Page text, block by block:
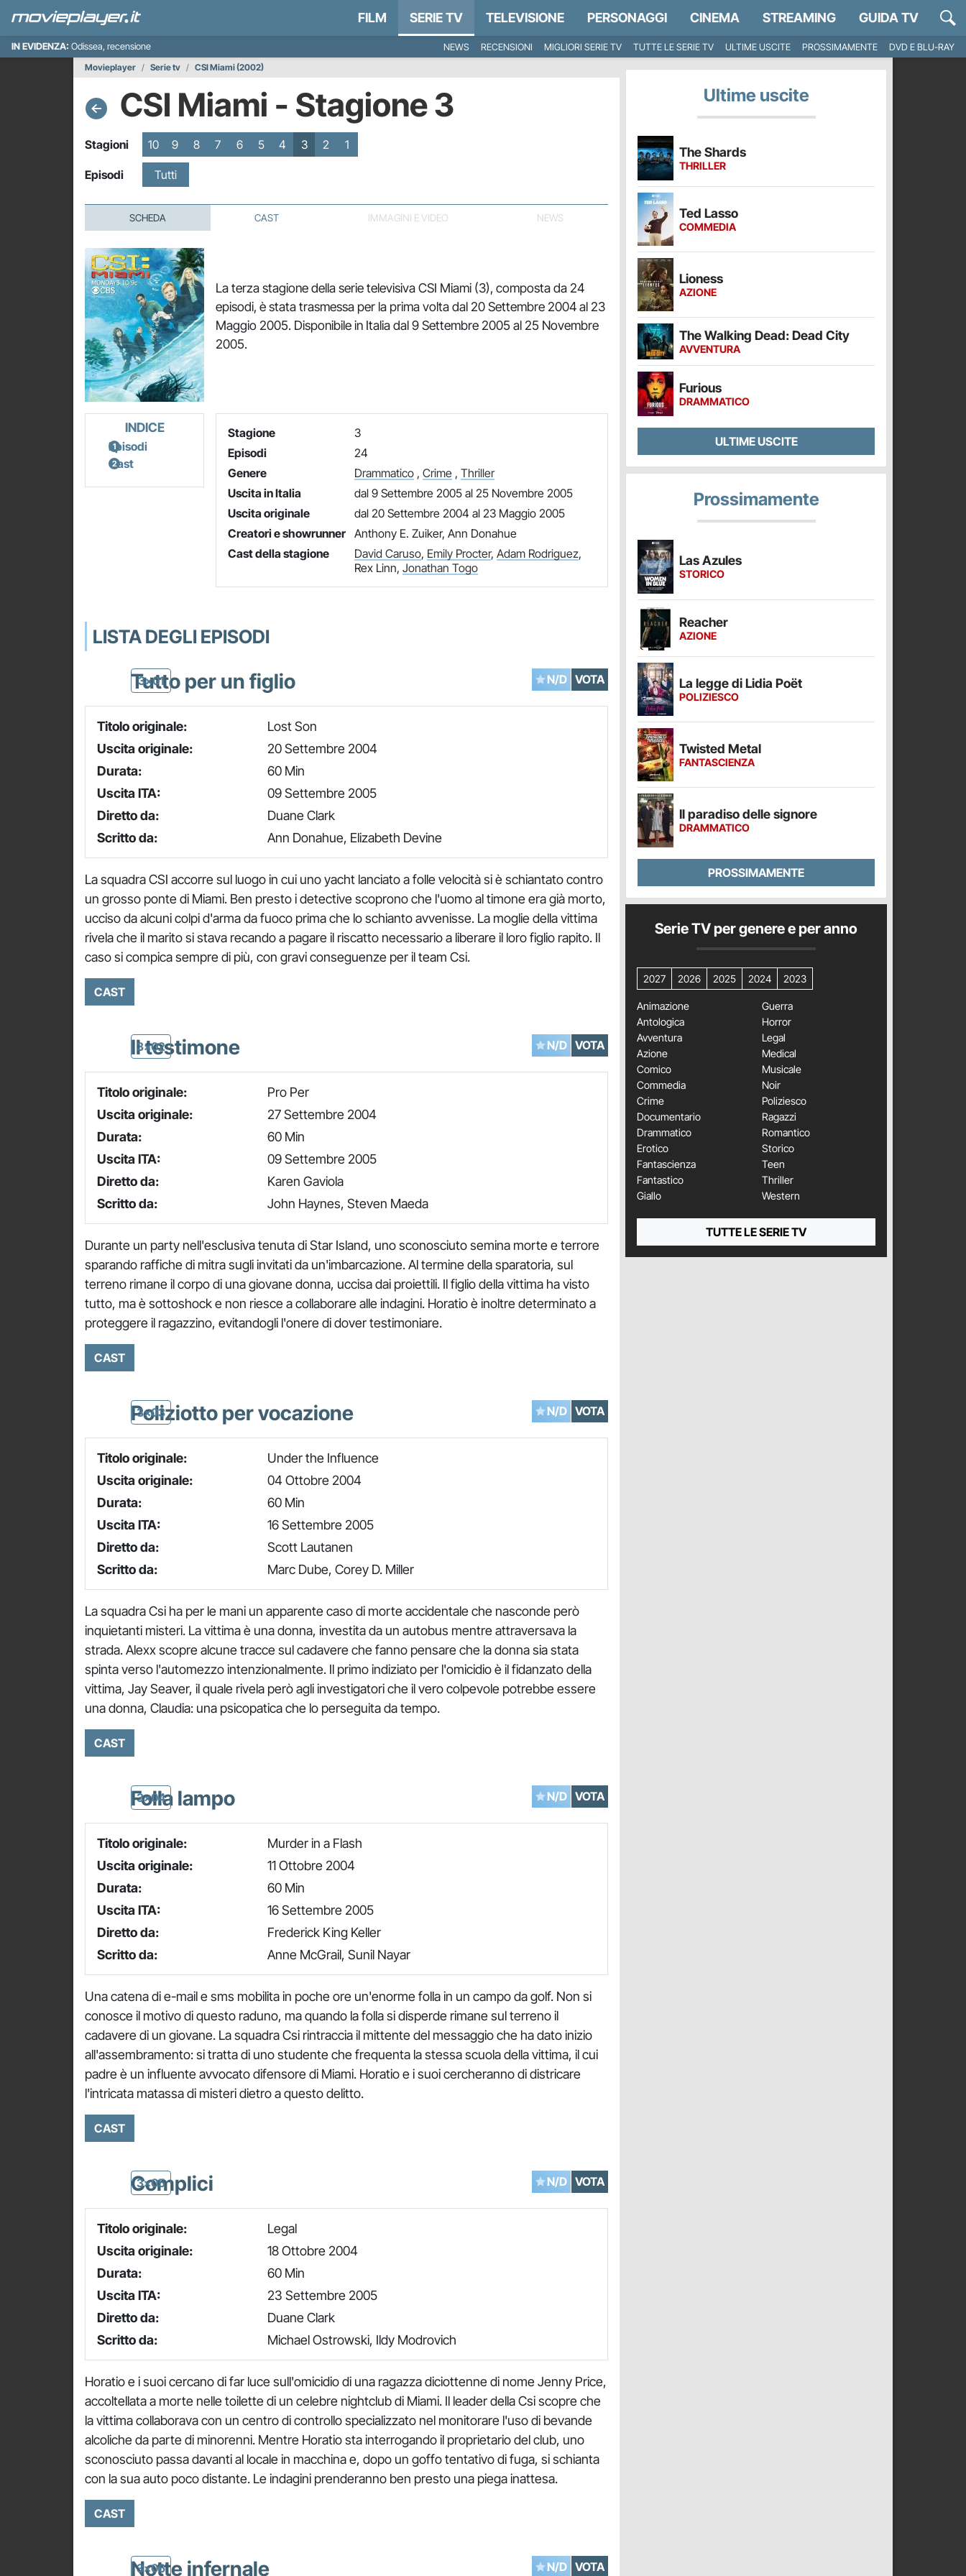
FILM SERIE TV TELEVISIONE PERSONAGGI CINEMA STREAMING GUIDA TV
IN EVIDENZA: Odissea, recensione NEWS RECENSIONI MIGLIORI SERIE TV TUTTE LE SERIE TV ULTIME USCITE PROSSIMAMENTE
DVD E BLU-RAY
Movieplayer
Serie tv CSI Miami (2002)
CSI Miami - Stagione 3
Stagioni 10 9 8 7 6 5 4 3 2 1
Episodi Tutti
SCHEDA CAST IMMAGINI E VIDEO NEWS
La terza stagione della serie televisiva CSI Miami (3), composta da 24
episodi, è stata trasmessa per la prima volta dal 20 Settembre 2004 al 23
Maggio 2005. Disponibile in Italia dal 9 Settembre 2005 al 25 Novembre
2005.
INDICE
Episodi
Cast
Stagione
3
Episodi
24
Genere
Drammatico , Crime , Thriller
Uscita in Italia
dal 9 Settembre 2005 al 25 Novembre 2005
Uscita originale
dal 20 Settembre 2004 al 23 Maggio 2005
Creatori e showrunner Anthony E. Zuiker, Ann Donahue
Cast della stagione
David Caruso, Emily Procter, Adam Rodriguez,
Rex Linn, Jonathan Togo
LISTA DEGLI EPISODI
3x01
Tutto per un figlio N/D VOTA
Titolo originale:
Lost Son
Uscita originale:
20 Settembre 2004
Durata:
60 Min
Uscita ITA:
09 Settembre 2005
Diretto da:
Duane Clark
Scritto da:
Ann Donahue, Elizabeth Devine
La squadra CSI accorre sul luogo in cui uno yacht lanciato a folle velocità si è schiantato contro
un grosso ponte di Miami. Ben presto i detective scoprono che l'uomo al timone era già morto,
ucciso da alcuni colpi d'arma da fuoco prima che lo schianto avvenisse. La moglie della vittima
rivela che il marito si stava recando a pagare il riscatto necessario a liberare il loro figlio rapito. Il
caso si compica sempre di più, con gravi conseguenze per il team Csi.
CAST
3x02
Il testimone N/D VOTA
Titolo originale:
Pro Per
Uscita originale:
27 Settembre 2004
Durata:
60 Min
Uscita ITA:
09 Settembre 2005
Diretto da:
Karen Gaviola
Scritto da:
John Haynes, Steven Maeda
Durante un party nell'esclusiva tenuta di Star Island, uno sconosciuto semina morte e terrore
sparando raffiche di mitra sugli invitati da un'imbarcazione. Al termine della sparatoria, sul
terreno rimane il corpo di una giovane donna, uccisa dai proiettili. Il figlio della vittima ha visto
tutto, ma è sottoshock e non riesce a collaborare alle indagini. Horatio è inoltre determinato a
proteggere il ragazzino, evitandogli l'onere di dover testimoniare.
CAST
3x03
Poliziotto per vocazione N/D VOTA
Titolo originale:
Under the Influence
Uscita originale:
04 Ottobre 2004
Durata:
60 Min
Uscita ITA:
16 Settembre 2005
Diretto da:
Scott Lautanen
Scritto da:
Marc Dube, Corey D. Miller
La squadra Csi ha per le mani un apparente caso di morte accidentale che nasconde però
inquietanti misteri. La vittima è una donna, investita da un autobus mentre attraversava la
strada. Alexx scopre alcune tracce sul cadavere che fanno pensare che la donna sia stata
spinta verso l'automezzo intenzionalmente. Il primo indiziato per l'omicidio è il fidanzato della
vittima, Jay Seaver, il quale rivela però agli investigatori che il vero colpevole potrebbe essere
una donna, Claudia: una psicopatica che lo perseguita da tempo.
CAST
3x04
Folla lampo N/D VOTA
Titolo originale:
Murder in a Flash
Uscita originale:
11 Ottobre 2004
Durata:
60 Min
Uscita ITA:
16 Settembre 2005
Diretto da:
Frederick King Keller
Scritto da:
Anne McGrail, Sunil Nayar
Una catena di e-mail e sms mobilita in poche ore un'enorme folla in un campo da golf. Non si
conosce il motivo di questo raduno, ma quando la folla si disperde rimane sul terreno il
cadavere di un giovane. La squadra Csi rintraccia il mittente del messaggio che ha dato inizio
all'assembramento: si tratta di uno studente che frequenta la stessa scuola della vittima, il cui
padre è un influente avvocato difensore di Miami. Horatio e i suoi cercheranno di districare
l'intricata matassa di misteri dietro a questo delitto.
CAST
3x05
Complici N/D VOTA
Titolo originale:
Legal
Uscita originale:
18 Ottobre 2004
Durata:
60 Min
Uscita ITA:
23 Settembre 2005
Diretto da:
Duane Clark
Scritto da:
Michael Ostrowski, Ildy Modrovich
Horatio e i suoi cercano di far luce sull'omicidio di una ragazza diciottenne di nome Jenny Price,
accoltellata a morte nelle toilette di un celebre nightclub di Miami. Il leader della Csi scopre che
la vittima collaborava con un centro di controllo specializzato nel monitorare l'uso di bevande
alcoliche da parte di minorenni. Mentre Horatio sta interrogando il proprietario del club, uno
sconosciuto passa davanti al locale in macchina e, dopo un goffo tentativo di fuga, si schianta
con la sua auto poco distante. Le indagini prenderanno ben presto una piega inattesa.
CAST
3x06
Notte infernale N/D VOTA
Ultime uscite
The Shards
THRILLER
Ted Lasso
COMMEDIA
Lioness
AZIONE
The Walking Dead: Dead City
AVVENTURA
Furious
DRAMMATICO
ULTIME USCITE
Prossimamente
Las Azules
STORICO
Reacher
AZIONE
La legge di Lidia Poët
POLIZIESCO
Twisted Metal
FANTASCIENZA
Il paradiso delle signore
DRAMMATICO
PROSSIMAMENTE
Serie TV per genere e per anno
2027 2026 2025 2024 2023
Animazione
Antologica
Avventura
Azione
Comico
Commedia
Crime
Documentario
Drammatico
Erotico
Fantascienza
Fantastico
Giallo
Guerra
Horror
Legal
Medical
Musicale
Noir
Poliziesco
Ragazzi
Romantico
Storico
Teen
Thriller
Western
TUTTE LE SERIE TV